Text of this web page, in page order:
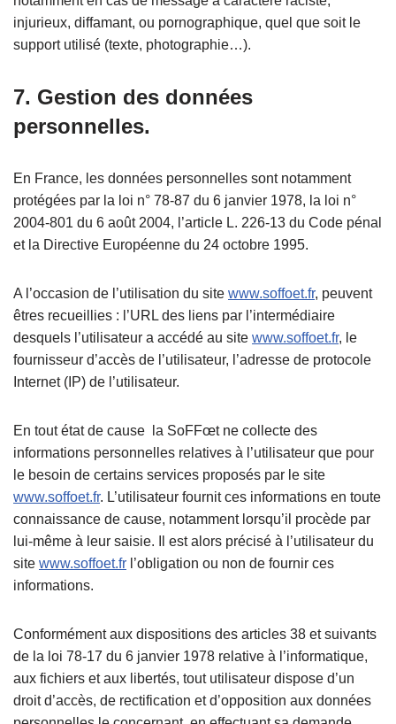
injurieux, diffamant, ou pornographique, quel que soit le
support utilisé (texte, photographie…).
7. Gestion des données
personnelles.
En France, les données personnelles sont notamment
protégées par la loi n° 78-87 du 6 janvier 1978, la loi n°
2004-801 du 6 août 2004, l’article L. 226-13 du Code pénal
et la Directive Européenne du 24 octobre 1995.
A l’occasion de l’utilisation du site www.soffoet.fr, peuvent
êtres recueillies : l’URL des liens par l’intermédiaire
desquels l’utilisateur a accédé au site www.soffoet.fr, le
fournisseur d’accès de l’utilisateur, l’adresse de protocole
Internet (IP) de l’utilisateur.
En tout état de cause la SoFFœt ne collecte des
informations personnelles relatives à l’utilisateur que pour
le besoin de certains services proposés par le site
www.soffoet.fr. L’utilisateur fournit ces informations en toute
connaissance de cause, notamment lorsqu’il procède par
lui-même à leur saisie. Il est alors précisé à l’utilisateur du
site www.soffoet.fr l’obligation ou non de fournir ces
informations.
Conformément aux dispositions des articles 38 et suivants
de la loi 78-17 du 6 janvier 1978 relative à l’informatique,
aux fichiers et aux libertés, tout utilisateur dispose d’un
droit d’accès, de rectification et d’opposition aux données